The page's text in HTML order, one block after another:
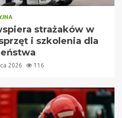
strażaków w
i szkolenia dla
2026 116